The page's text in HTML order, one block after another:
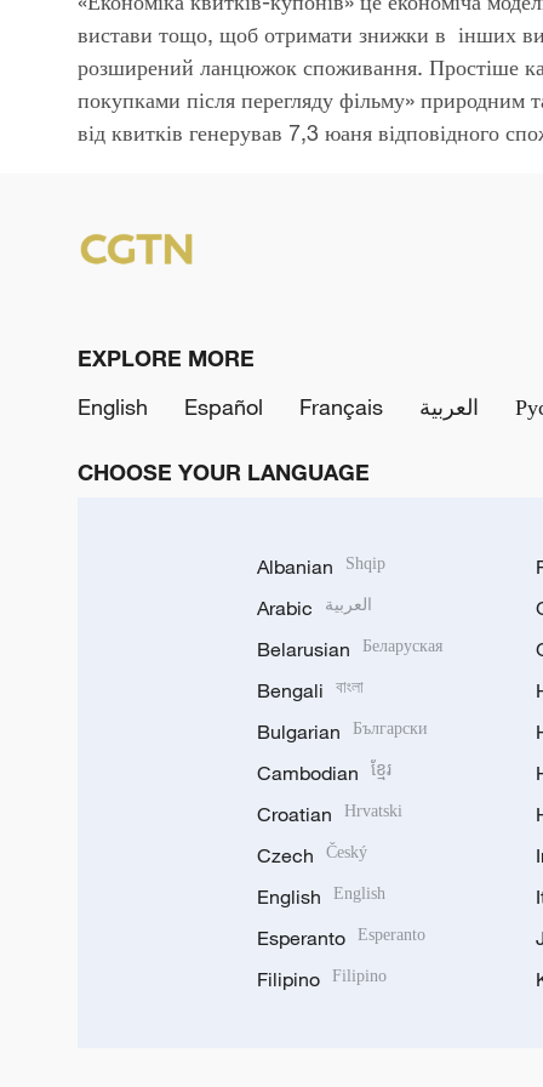
вистави тощо, щоб отримати знижки в інших
розширений ланцюжок споживання. Простіше
покупками після перегляду фільму» природним
від квитків генерував 7,3 юаня відповідного
EXPLORE MORE
English
Español Français العربية
CHOOSE YOUR LANGUAGE
Albanian Shqip
Arabic العربية
Belarusian Беларуская
Bengali বাংলা
Bulgarian Български
Cambodian ខ្មែរ
Croatian Hrvatski
Czech Český
English English
Esperanto Esperanto
Filipino Filipino